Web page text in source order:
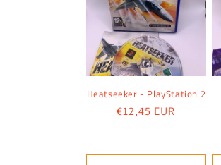
Heatseeker - PlayStation 2
Prix
€12,45 EUR